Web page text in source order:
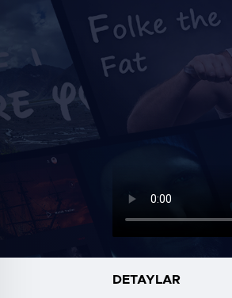
DETAYLAR